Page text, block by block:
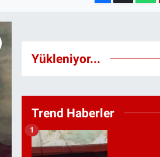
Yükleniyor...
Trend Haberler
1